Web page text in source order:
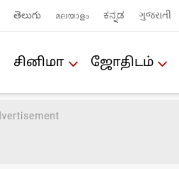
తెలుగు മലയാളം ಕನ್ನಡ ગુજરાતી
சினிமா ஜோ‌திட‌ம்